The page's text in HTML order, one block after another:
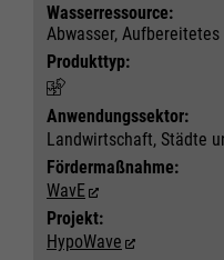
Wasser­ressource:
Abwasser, Aufbereitetes
Produkttyp:
Anwendungs­sektor:
Landwirtschaft, Städte
Fördermaßnahme:
WavE
Projekt:
HypoWave